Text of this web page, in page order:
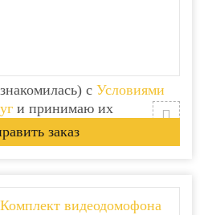
с Условиями
и принимаю их